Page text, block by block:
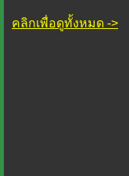
คลิกเพื่อดูทั้งหมด ->